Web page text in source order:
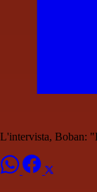
L'intervista, Boban: